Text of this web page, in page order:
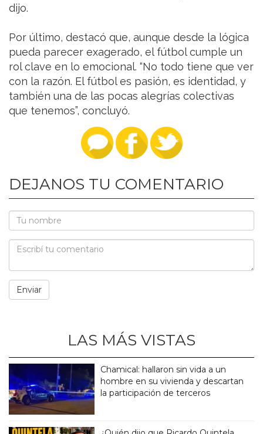
dijo.
Por último, destacó que, aunque desde la lógica
pueda parecer exagerado, el fútbol cumple un
rol clave en lo emocional. “No todo tiene que ver
con la razón. El fútbol es pasión, es identidad, y
también una de las pocas alegrías colectivas
que tenemos”, concluyó.
DEJANOS TU COMENTARIO
LAS MÁS VISTAS
Chamical: hallaron sin vida a un
hombre en su vivienda y descartan
la participación de terceros